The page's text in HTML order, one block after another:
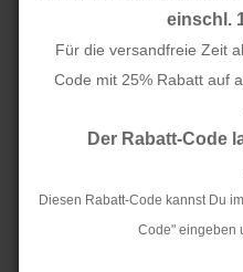
einschl.
Für die versandfreie Zeit
Code mit 25% Rabatt auf
Der Rabatt-Code
Diesen Rabatt-Code kannst Du
Code" eingeben